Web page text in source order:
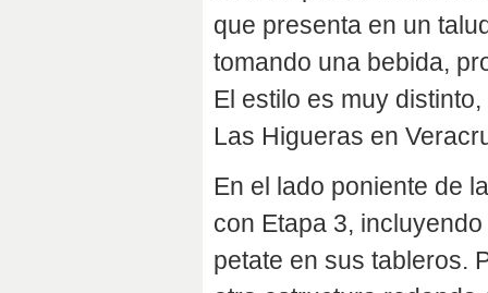
que presenta en un
tomando una bebida,
El estilo es muy
Las Higueras en
En el lado poniente de
con Etapa 3,
petate en sus tableros.